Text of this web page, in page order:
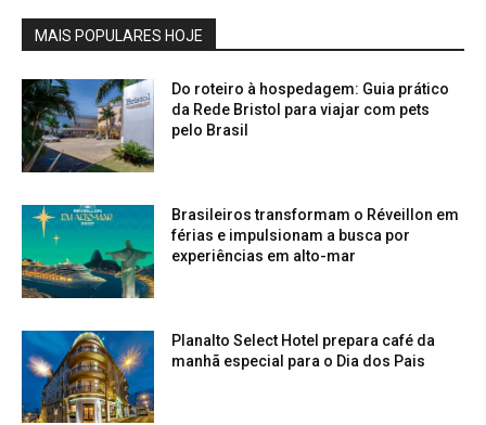
MAIS POPULARES HOJE
Do roteiro à hospedagem: Guia prático
da Rede Bristol para viajar com pets
pelo Brasil
Brasileiros transformam o Réveillon em
férias e impulsionam a busca por
experiências em alto-mar
Planalto Select Hotel prepara café da
manhã especial para o Dia dos Pais